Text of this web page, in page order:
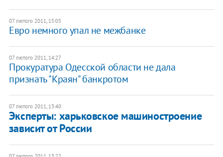
07 лютого 2011, 15:05
Евро немного упал не межбанке
07 лютого 2011, 14:27
Прокуратура Одесской области не дала
признать "Краян" банкротом
07 лютого 2011, 13:40
Эксперты: харьковское машиностроение
зависит от России